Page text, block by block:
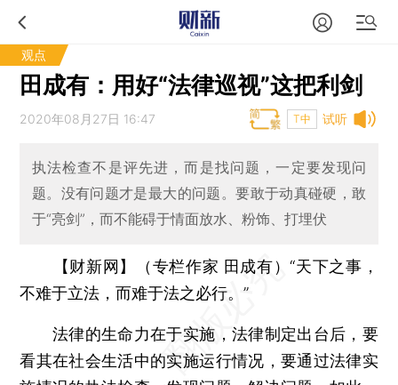
观点
田成有：用好“法律巡视”这把利剑
试听
2020年08月27日 16:47 T中
执法检查不是评先进，而是找问题，一定要发现问
题。没有问题才是最大的问题。要敢于动真碰硬，敢
于“亮剑”，而不能碍于情面放水、粉饰、打埋伏
【财新网】（专栏作家 田成有）“天下之事，
不难于立法，而难于法之必行。”
法律的生命力在于实施，法律制定出台后，要
看其在社会生活中的实施运行情况，要通过法律实